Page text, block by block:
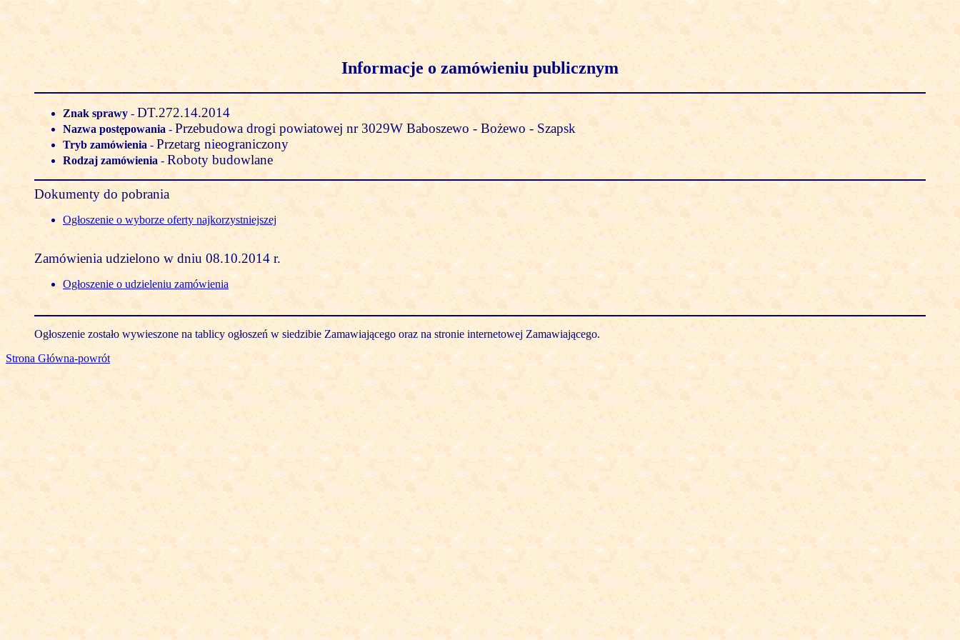
Informacje o zamówieniu publicznym
Znak sprawy - DT.272.14.2014
Nazwa postępowania - Przebudowa drogi powiatowej nr 3029W Baboszewo - Bożewo - Szapsk
Tryb zamówienia- Przetarg nieograniczony
Rodzaj zamówienia - Roboty budowlane
Dokumenty do pobrania
Ogłoszenie o wyborze oferty najkorzystniejszej
Zamówienia udzielono w dniu 08.10.2014 r.
Ogłoszenie o udzieleniu zamówienia
Ogłoszenie zostało wywieszone na tablicy ogłoszeń w siedzibie Zamawiającego oraz na stronie internetowej Zamawiającego.
Strona Główna-powrót